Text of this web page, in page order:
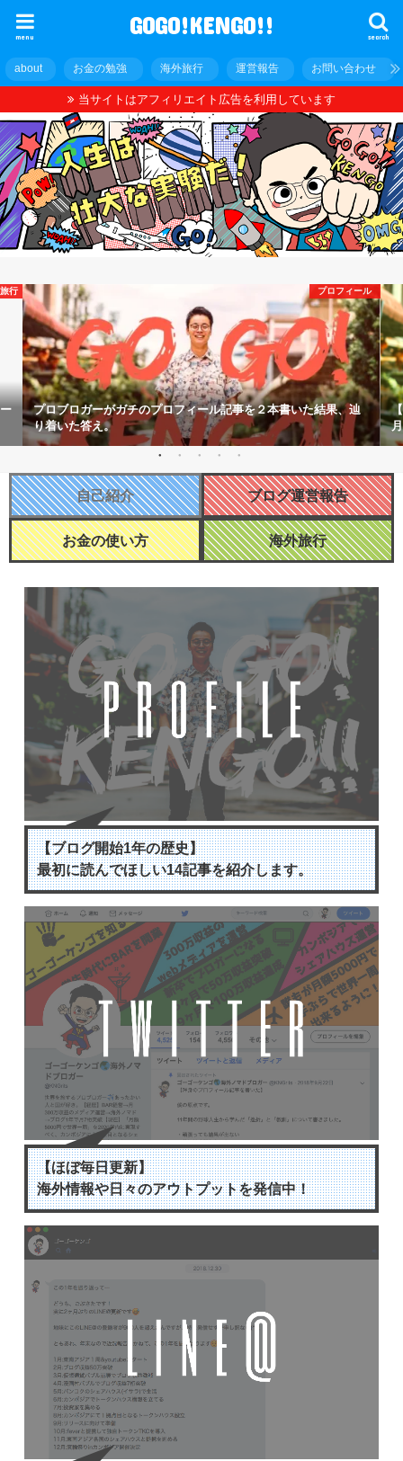
GOGO!KENGO!! search
menu
about お金の勉強 海外旅行 運営報告 お問い合わせ
当サイトはアフィリエイト広告を利用しています
行 プロフィール
プロブロガーがガチのプロフィール記事を２本書いた結果、辿
り着いた答え。
自己紹介 ブログ運営報告
お金の使い方 海外旅行
【ブログ開始1年の歴史】
最初に読んでほしい14記事を紹介します。
【ほぼ毎日更新】
海外情報や日々のアウトプットを発信中！